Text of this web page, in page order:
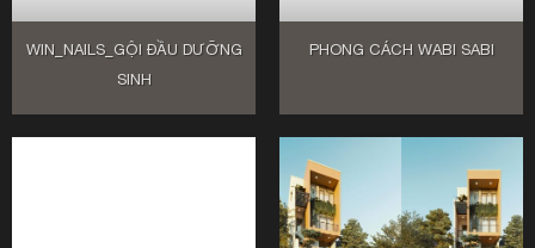
WIN_NAILS_GỘI ĐẦU DƯỠNG
SINH
PHONG CÁCH WABI SABI